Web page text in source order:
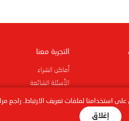
استخدامنا لملفات تعريف الارتباط. راجع
إغلاق
التجربة معنا
أماكن الشراء
الأسئلة الشائعة